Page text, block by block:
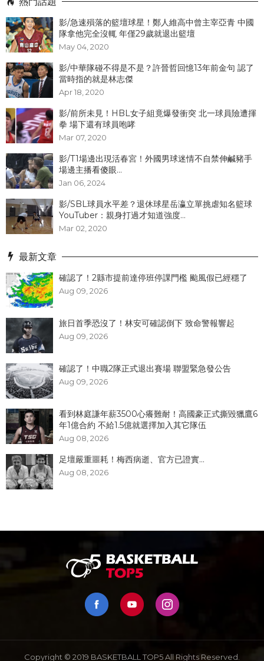
影/急速殞落的籃壇球星！鄭人維高中曾主宰亞青 中國
隊拿他完全沒輒 年僅29歲就退出籃壇
May 04, 2020
影/中華隊碰不得是不是？許晉哲回憶13年前金句 認了
當時指的就是林志傑
Apr 18, 2020
影/前所未見！HBL女子組竟爆發衝突 北一球員險遭揮
拳 場下還有球員咆哮
Mar 07, 2020
影/T1場邊出現活春宮！外國男球迷情不自禁伸鹹豬手
場邊主播看傻眼...
Jan 06, 2024
影/SBL球員水平差？退休球星岳瀛立單挑虐知名籃球
YouTuber：親身打過才知道強度...
Mar 02, 2020
最新文章
確認了！2縣市提前達停班停課門檻 颱風假已經穩了
Aug 09, 2026
旅日首季恐沒了！林安可確認倒下 致命警報響起
Aug 09, 2026
確認了！中職2隊正式退出賽場 聯盟緊急發公告
Aug 09, 2026
看到林庭謙年薪3500心癢難耐！高國豪正式撕毀獵鷹6
年1億合約 不給1.5億就選擇加入其它隊伍
Aug 08, 2026
足壇嚴重噩耗！梅西病逝、官方已證實...
Aug 08, 2026
Copyright © 2019 BASKETBALL TOP5 All Rights Reserved.